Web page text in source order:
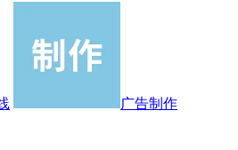
广告制作